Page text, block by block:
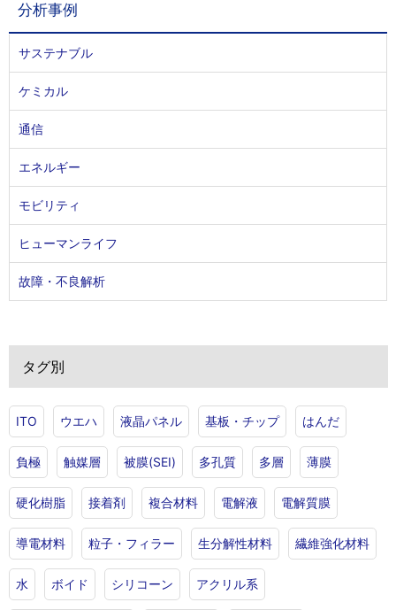
分析事例
サステナブル
ケミカル
通信
エネルギー
モビリティ
ヒューマンライフ
故障・不良解析
タグ別
ITO ウエハ 液晶パネル 基板・チップ はんだ
負極 触媒層 被膜(SEI) 多孔質 多層 薄膜
硬化樹脂 接着剤 複合材料 電解液 電解質膜
導電材料 粒子・フィラー 生分解性材料 繊維強化材料
水 ボイド シリコーン アクリル系